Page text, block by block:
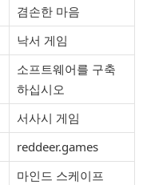
겸손한 마음
낙서 게임
소프트웨어를 구축
하십시오
서사시 게임
reddeer.games
마인드 스케이프